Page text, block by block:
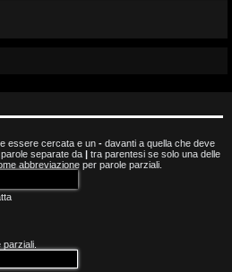
essere cercata e un - davanti a quella che deve
separate da | tra parentesi se solo una delle
abbreviazione per parole parziali.